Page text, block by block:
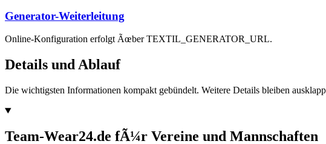
Generator-Weiterleitung
Online-Konfiguration erfolgt Ãœber TEXTIL_GENERATOR_URL.
Details und Ablauf
Die wichtigsten Informationen kompakt gebündelt. Weitere Details bleiben
Team-Wear24.de fÃ¼r Vereine und Mannschaften